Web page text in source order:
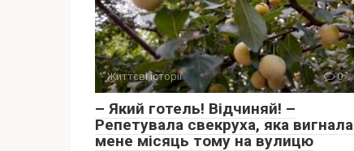
Життєві історії 0
– Який готель! Відчиняй! –
Репетувала свекруха, яка вигнала
мене місяць тому на вулицю